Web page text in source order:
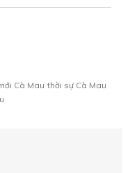
Cà Mau thời sự Cà Mau